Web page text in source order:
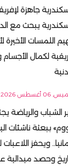
جاهزة
يبحث مع
اللمسات الأخيرة
لكمال الأجسام
أغسطس 2026 - 09:41 م
الشباب والرياضة
ببعثة ناشئات
ويحفز اللاعبات
وحصد ميدالية